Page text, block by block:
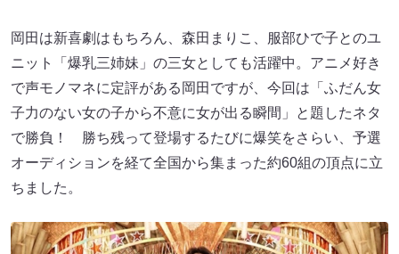
岡田は新喜劇はもちろん、森田まりこ、服部ひで子とのユ
ニット「爆乳三姉妹」の三女としても活躍中。アニメ好き
で声モノマネに定評がある岡田ですが、今回は「ふだん女
子力のない女の子から不意に女が出る瞬間」と題したネタ
で勝負！ 勝ち残って登場するたびに爆笑をさらい、予選
オーディションを経て全国から集まった約60組の頂点に立
ちました。